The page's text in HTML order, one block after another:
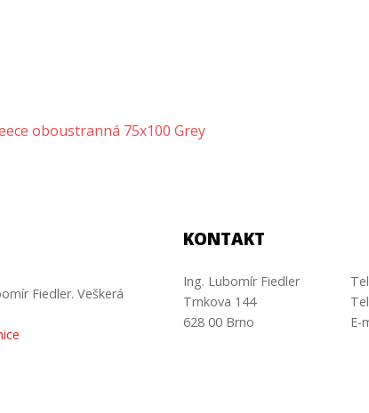
oboustranná 75x100 Grey
Fiedler. Veškerá
KONTAKT
Ing. Lubomír Fiedler
Trnkova 144
628 00 Brno
E-